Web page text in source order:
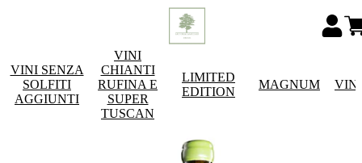
VINI SENZA
SOLFITI
AGGIUNTI
VINI
CHIANTI
RUFINA E
SUPER
TUSCAN
LIMITED
EDITION
MAGNUM